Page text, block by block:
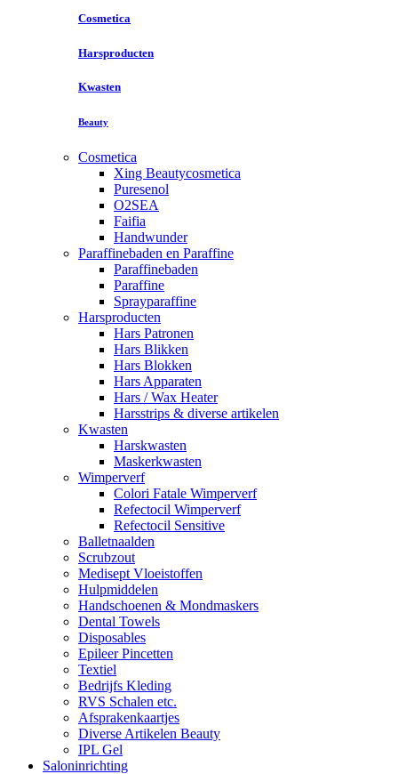
Cosmetica
Harsproducten
Kwasten
Beauty
Cosmetica
Xing Beautycosmetica
Puresenol
O2SEA
Faifia
Handwunder
Paraffinebaden en Paraffine
Paraffinebaden
Paraffine
Sprayparaffine
Harsproducten
Hars Patronen
Hars Blikken
Hars Blokken
Hars Apparaten
Hars / Wax Heater
Harsstrips & diverse artikelen
Kwasten
Harskwasten
Maskerkwasten
Wimperverf
Colori Fatale Wimperverf
Refectocil Wimperverf
Refectocil Sensitive
Balletnaalden
Scrubzout
Medisept Vloeistoffen
Hulpmiddelen
Handschoenen & Mondmaskers
Dental Towels
Disposables
Epileer Pincetten
Textiel
Bedrijfs Kleding
RVS Schalen etc.
Afsprakenkaartjes
Diverse Artikelen Beauty
IPL Gel
Saloninrichting